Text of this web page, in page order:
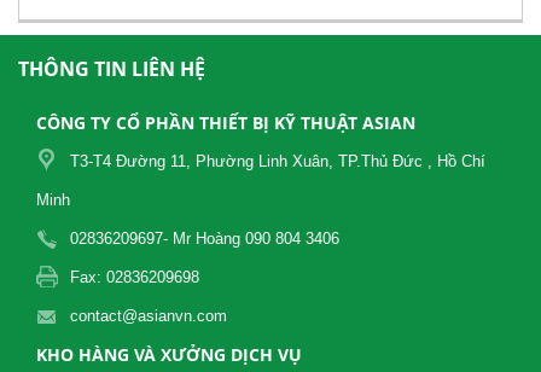
THÔNG TIN LIÊN HỆ
CÔNG TY CỔ PHẦN THIẾT BỊ KỸ THUẬT ASIAN
T3-T4 Đường 11, Phường Linh Xuân, TP.Thủ Đức , Hồ Chí
Minh
02836209697- Mr Hoàng 090 804 3406
Fax: 02836209698
contact@asianvn.com
KHO HÀNG VÀ XƯỞNG DỊCH VỤ